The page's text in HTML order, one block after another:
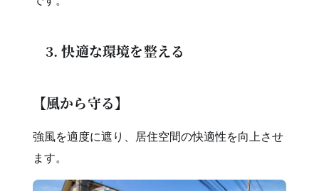
3. 快適な環境を整える
【風から守る】
強風を適度に遮り、居住空間の快適性を向上させ
ます。